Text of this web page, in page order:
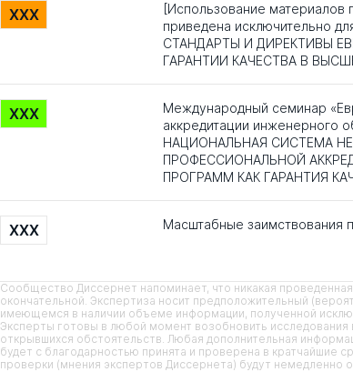
XXX
[Использование
приведена исключительно
СТАНДАРТЫ И ДИРЕКТИВЫ
ГАРАНТИИ КАЧЕСТВА В
XXX
Международный семинар
аккредитации инженерного
НАЦИОНАЛЬНАЯ СИСТЕМА
ПРОФЕССИОНАЛЬНОЙ
ПРОГРАММ КАК ГАРАНТИЯ
XXX Масштабные заимствования
Сообщество Диссернет напоминает, что никакая
окончательной. Экспертиза носит предположительный
имеющемся в наличии объеме информации, полученной
Эксперты готовы в любой момент возобновить исследования
открывшихся обстоятельств. Любая дополнительная
будет с благодарностью принята и проверена в кратчайшие
проверки (мнения экспертов Диссернета) будут немедленно